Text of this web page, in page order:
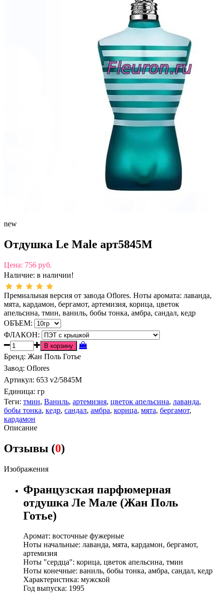
new
Отдушка Le Male арт5845M
Цена: 756 руб.
Наличие: в наличии!
Премиальная версия от завода Oflores. Ноты аромата: лаванда,
мята, кардамон, бергамот, артемизия, корица, цветок
апельсина, тмин, ваниль, бобы тонка, амбра, сандал, кедр
ОБЪЕМ:
ФЛАКОН:
Бренд: Жан Поль Готье
Завод: Oflores
Артикул: 653 v2/5845M
Единица: гр
Теги: тмин, Ваниль, артемизия, цветок апельсина, лаванда,
бобы тонка, кедр, сандал, амбра, корица, мята, бергамот,
кардамон
Описание
Отзывы (0)
Изображения
Французская парфюмерная
отдушка Ле Мале (Жан Поль
Готье)
Аромат: восточные фужерные
Ноты начальные: лаванда, мята, кардамон, бергамот,
артемизия
Ноты "сердца": корица, цветок апельсина, тмин
Ноты конечные: ваниль, бобы тонка, амбра, сандал, кедр
Характеристика: мужской
Год выпуска: 1995